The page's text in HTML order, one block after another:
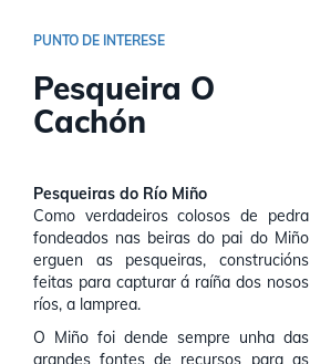
PUNTO DE INTERESE
Pesqueira O
Cachón
Pesqueiras do Río Miño
Como verdadeiros colosos de pedra
fondeados nas beiras do pai do Miño
erguen as pesqueiras, construcións
feitas para capturar á raíña dos nosos
ríos, a lamprea.
O Miño foi dende sempre unha das
grandes fontes de recursos para as